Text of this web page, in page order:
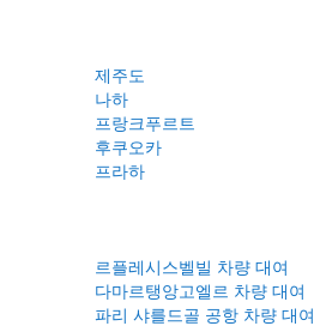
제주도
나하
프랑크푸르트
후쿠오카
프라하
르플레시스벨빌 차량 대여
다마르탱앙고엘르 차량 대여
파리 샤를드골 공항 차량 대여